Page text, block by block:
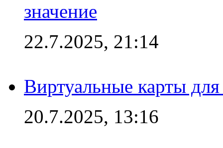
значение
22.7.2025, 21:14
Виртуальные карты
20.7.2025, 13:16